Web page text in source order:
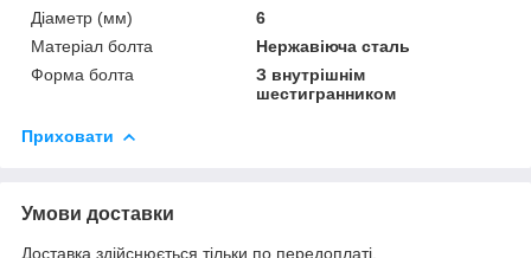
Діаметр (мм)
6
Матеріал болта
Нержавіюча сталь
Форма болта
З внутрішнім
шестигранником
Приховати
Умови доставки
Доставка здійснюється тільки по передоплаті.